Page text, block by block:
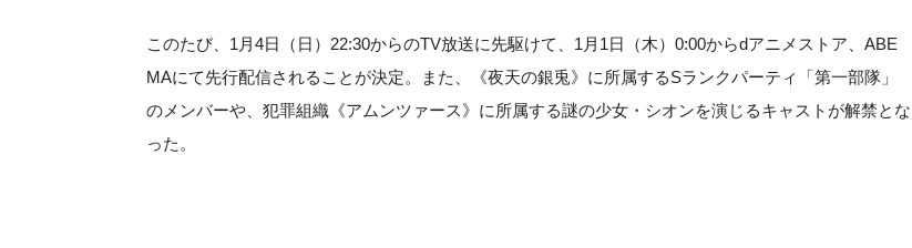
このたび、1月4日（日）22:30からのTV放送に先駆けて、1月1日（木）0:00からdアニメストア、ABE
MAにて先行配信されることが決定。また、《夜天の銀兎》に所属するSランクパーティ「第一部隊」
のメンバーや、犯罪組織《アムンツァース》に所属する謎の少女・シオンを演じるキャストが解禁とな
った。